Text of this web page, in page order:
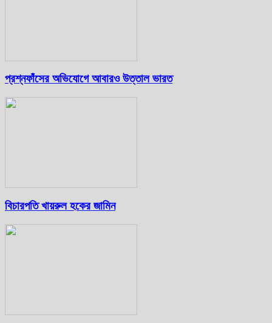
প্রশ্নফাঁসের অভিযোগে আবারও উত্তাল ভারত
বিচারপতি খায়রুল হকের জামিন